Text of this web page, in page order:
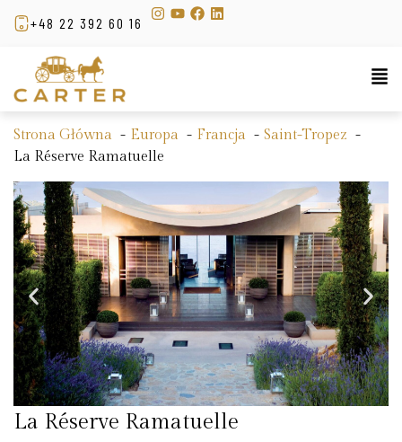
+48 22 392 60 16
Strona Główna Europa Francja
Saint-Tropez
La Réserve Ramatuelle
La Réserve Ramatuelle